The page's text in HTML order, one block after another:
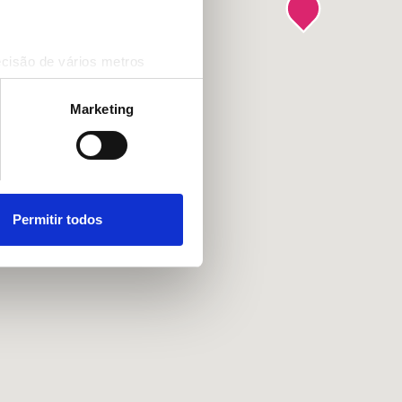
de vários metros
digital)
na
secção de detalhes
de redes sociais, de
recolhidas por estes a
Marketing
Permitir todos